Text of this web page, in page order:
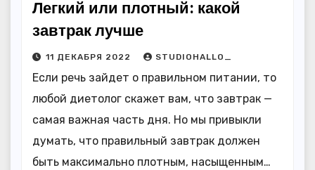
Легкий или плотный: какой
завтрак лучше
11 ДЕКАБРЯ 2022 STUDIOHALLO_
Если речь зайдет о правильном питании, то
любой диетолог скажет вам, что завтрак —
самая важная часть дня. Но мы привыкли
думать, что правильный завтрак должен
быть максимально плотным, насыщенным…